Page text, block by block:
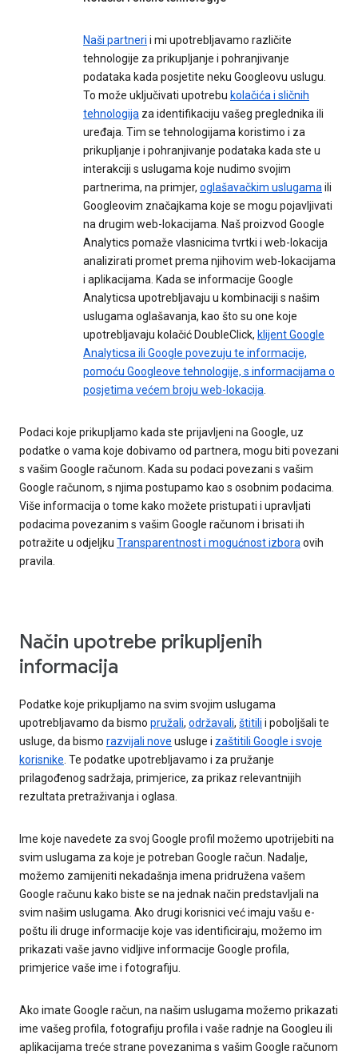
Naši partneri i mi upotrebljavamo različite
tehnologije za prikupljanje i pohranjivanje
podataka kada posjetite neku Googleovu uslugu.
To može uključivati upotrebu kolačića i sličnih
tehnologija za identifikaciju vašeg preglednika ili
uređaja. Tim se tehnologijama koristimo i za
prikupljanje i pohranjivanje podataka kada ste u
interakciji s uslugama koje nudimo svojim
partnerima, na primjer, oglašavačkim uslugamaili
Googleovim značajkama koje se mogu pojavljivati
na drugim web-lokacijama. Naš proizvod Google
Analytics pomaže vlasnicima tvrtki i web-lokacija
analizirati promet prema njihovim web-lokacijama
i aplikacijama. Kada se informacije Google
Analyticsa upotrebljavaju u kombinaciji s našim
uslugama oglašavanja, kao što su one koje
upotrebljavaju kolačić DoubleClick, klijent Google
Analyticsa ili Google povezuju te informacije,
pomoću Googleove tehnologije, s informacijama o
posjetima većem broju web-lokacija.
Podaci koje prikupljamo kada ste prijavljeni na Google, uz
podatke o vama koje dobivamo od partnera, mogu biti povezani
s vašim Google računom. Kada su podaci povezani s vašim
Google računom, s njima postupamo kao s osobnim podacima.
Više informacija o tome kako možete pristupati i upravljati
podacima povezanim s vašim Google računom i brisati ih
potražite u odjeljku Transparentnost i mogućnost izboraovih
pravila.
Način upotrebe prikupljenih
informacija
Podatke koje prikupljamo na svim svojim uslugama
upotrebljavamo da bismo pružali, održavali, štitili i poboljšali te
usluge, da bismo razvijali nove usluge i zaštitili Google i svoje
korisnike. Te podatke upotrebljavamo i za pružanje
prilagođenog sadržaja, primjerice, za prikaz relevantnijih
rezultata pretraživanja i oglasa.
Ime koje navedete za svoj Google profil možemo upotrijebiti na
svim uslugama za koje je potreban Google račun. Nadalje,
možemo zamijeniti nekadašnja imena pridružena vašem
Google računu kako biste se na jednak način predstavljali na
svim našim uslugama. Ako drugi korisnici već imaju vašu e-
poštu ili druge informacije koje vas identificiraju, možemo im
prikazati vaše javno vidljive informacije Google profila,
primjerice vaše ime i fotografiju.
Ako imate Google račun, na našim uslugama možemo prikazati
ime vašeg profila, fotografiju profila i vaše radnje na Googleu ili
aplikacijama treće strane povezanima s vašim Google računom